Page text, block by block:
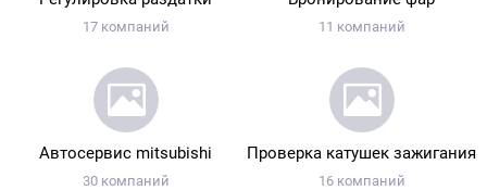
17 компаний 11 компаний
Автосервис mitsubishi
30 компаний
Проверка катушек зажигания
16 компаний